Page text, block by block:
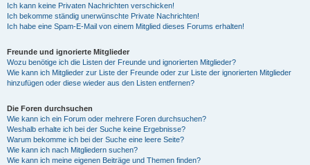
Ich kann keine Privaten Nachrichten verschicken!
Ich bekomme ständig unerwünschte Private Nachrichten!
Ich habe eine Spam-E-Mail von einem Mitglied dieses Forums erhalten!
Freunde und ignorierte Mitglieder
Wozu benötige ich die Listen der Freunde und ignorierten Mitglieder?
Wie kann ich Mitglieder zur Liste der Freunde oder zur Liste der ignorierten Mitglieder
hinzufügen oder diese wieder aus den Listen entfernen?
Die Foren durchsuchen
Wie kann ich ein Forum oder mehrere Foren durchsuchen?
Weshalb erhalte ich bei der Suche keine Ergebnisse?
Warum bekomme ich bei der Suche eine leere Seite?
Wie kann ich nach Mitgliedern suchen?
Wie kann ich meine eigenen Beiträge und Themen finden?